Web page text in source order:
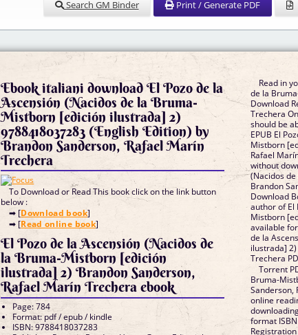
Search GM Binder Print / Generate PDF
Ebook italiani download El Pozo de la
Ascensión (Nacidos de la Bruma-
Mistborn [edición ilustrada] 2)
9788418037283 (English Edition) by
Brandon Sanderson, Rafael Marín
Trechera
To Download or Read This book click on the link button
below :
➡ [Download book]
➡ [Read online book]
El Pozo de la Ascensión (Nacidos de
la Bruma-Mistborn [edición
ilustrada] 2) Brandon Sanderson,
Rafael Marín Trechera ebook
Page: 784
Format: pdf / epub / kindle
ISBN: 9788418037283
Read in
de la
Download
Trechera
should be
EPUB El
Mistborn
Rafael
without
(Nacidos
Brandon
Download
author of El
Mistborn
available
de la
ilustrada]
Trechera
Torrent
Bruma-
Sanderson,
online
format